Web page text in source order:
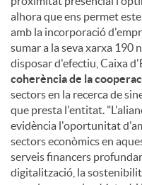
alhora que ens permet
amb la incorporació
sumar a la seva xarxa 190
disposar d'efectiu, Caixa
coherència de la
sectors en la recerca de
que presta l'entitat.
evidència l'oportunitat
sectors econòmics en
serveis financers
digitalització, la